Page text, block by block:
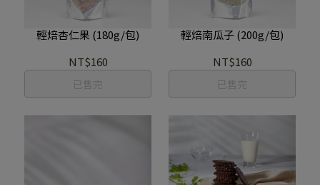
輕焙杏仁果 (180g/包)
NT$160
已售完
輕焙南瓜子 (200g/包)
NT$160
已售完